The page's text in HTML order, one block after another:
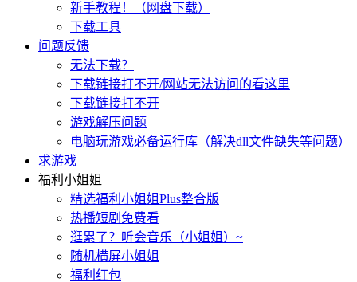
新手教程！（网盘下载）
下载工具
问题反馈
无法下载？
下载链接打不开/网站无法访问的看这里
下载链接打不开
游戏解压问题
电脑玩游戏必备运行库（解决dll文件缺失等问题）
求游戏
福利小姐姐
精选福利小姐姐Plus整合版
热播短剧免费看
逛累了？听会音乐（小姐姐）~
随机横屏小姐姐
福利红包